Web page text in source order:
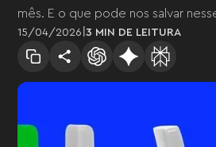
mês. E o que pode nos salvar
15 /04/2026 |3 MIN DE LEITURA